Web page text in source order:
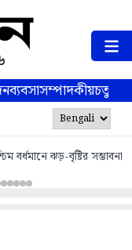
ব্যবসাসম্পাদকীয়
বর্ধমানে ঝড়-বৃষ্টির সম্ভাবনা